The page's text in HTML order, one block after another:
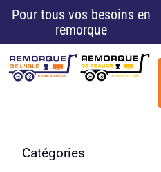
Pour tous vos besoins en
remorque
Catégories